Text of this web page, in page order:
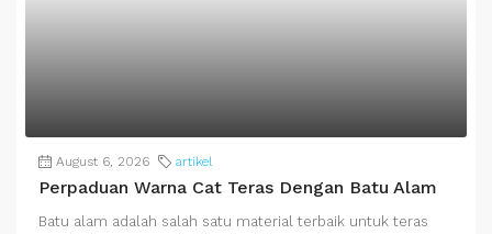
August 6, 2026 artikel
Perpaduan Warna Cat Teras Dengan Batu Alam
Batu alam adalah salah satu material terbaik untuk teras